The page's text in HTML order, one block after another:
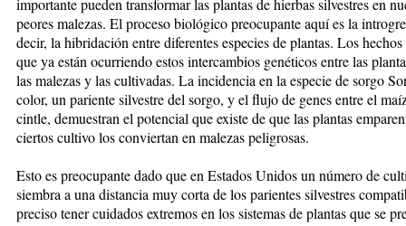
importante pueden trans­for­mar las plantas de hierbas silvestres en
peores malezas. El pro­ce­so biológico preocupante aquí es la
decir, la hibrida­ción en­tre diferentes especies de plan­tas. Los
que ya es­tán ocu­rriendo estos intercambios gené­ti­cos entre las
las ma­­le­zas y las cultivadas. La inci­den­cia en la especie de sorgo
color, un pariente silvestre del sorgo, y el flujo de genes entre el
cintle, demuestran el potencial que existe de que las plantas
ciertos cultivo los con­vier­tan en ma­le­zas peligrosas.
Esto es preocupante dado que en Estados Unidos un nú­mero de
siembra a una distancia muy cor­ta de los parientes silvestres
preciso tener cuidados ex­­tre­mos en los sistemas de plantas que se